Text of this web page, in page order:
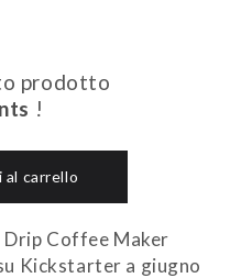
prodotto
!
al carrello
Drip Coffee Maker
Kickstarter a giugno